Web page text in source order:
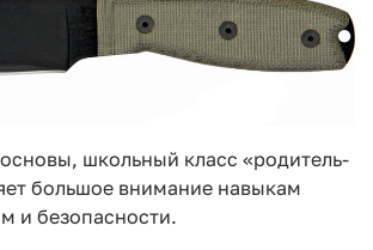
школьный класс «родитель-
большое внимание навыкам
и безопасности.